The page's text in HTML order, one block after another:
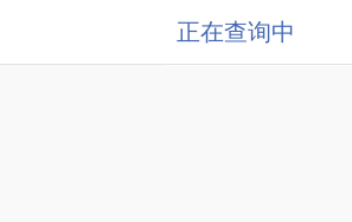
正在查询中